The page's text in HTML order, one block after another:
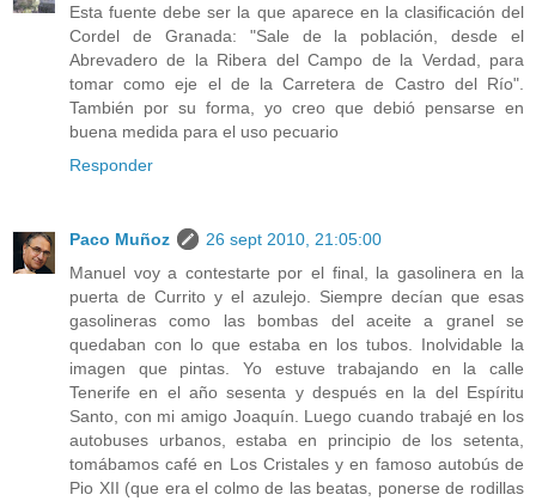
Esta fuente debe ser la que aparece en la clasificación del
Cordel de Granada: "Sale de la población, desde el
Abrevadero de la Ribera del Campo de la Verdad, para
tomar como eje el de la Carretera de Castro del Río".
También por su forma, yo creo que debió pensarse en
buena medida para el uso pecuario
Responder
Paco Muñoz
26 sept 2010, 21:05:00
Manuel voy a contestarte por el final, la gasolinera en la
puerta de Currito y el azulejo. Siempre decían que esas
gasolineras como las bombas del aceite a granel se
quedaban con lo que estaba en los tubos. Inolvidable la
imagen que pintas. Yo estuve trabajando en la calle
Tenerife en el año sesenta y después en la del Espíritu
Santo, con mi amigo Joaquín. Luego cuando trabajé en los
autobuses urbanos, estaba en principio de los setenta,
tomábamos café en Los Cristales y en famoso autobús de
Pio XII (que era el colmo de las beatas, ponerse de rodillas